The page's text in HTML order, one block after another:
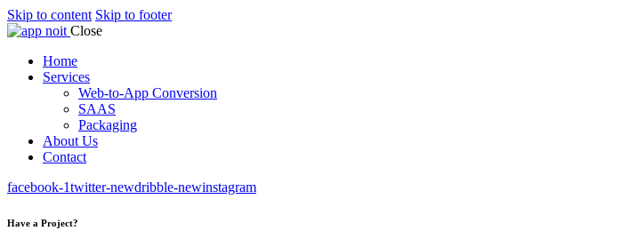
Skip to content Skip to footer
Close
Home
Services
Web-to-App Conversion
SAAS
Packaging
About Us
Contact
facebook-1twitter-newdribble-newinstagram
Have a Project?